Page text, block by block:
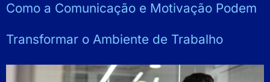
Como a Comunicação e Motivação Podem
Transformar o Ambiente de Trabalho